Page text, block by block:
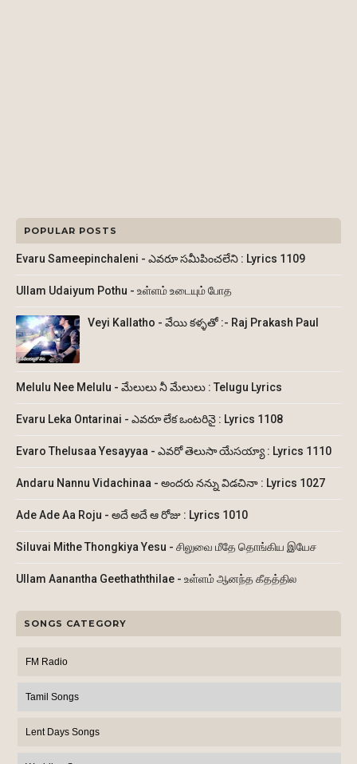
POPULAR POSTS
Evaru Sameepinchaleni - ఎవరూ సమీపించలేని : Lyrics 1109
Ullam Udaiyum Pothu - உள்ளம் உடையும் போத
Veyi Kallatho - వేయి కళ్ళతో :- Raj Prakash Paul
Melulu Nee Melulu - మేలులు నీ మేలులు : Telugu Lyrics
Evaru Leka Ontarinai - ఎవరూ లేక ఒంటరినై : Lyrics 1108
Evaro Thelusaa Yesayyaa - ఎవరో తెలుసా యేసయ్యా : Lyrics 1110
Andaru Nannu Vidachinaa - అందరు నన్ను విడచినా : Lyrics 1027
Ade Ade Aa Roju - అదే అదే ఆ రోజు : Lyrics 1010
Siluvai Mithe Thongkiya Yesu - சிலுவை மீதே தொங்கிய இயேச
Ullam Aanantha Geethaththilae - உள்ளம் ஆனந்த கீதத்தில
SONGS CATEGORY
FM Radio
Tamil Songs
Lent Days Songs